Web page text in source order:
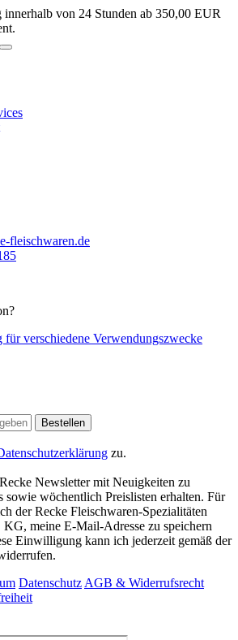
von 24 Stunden ab 350,00 EUR
fleischwaren.de
für verschiedene Verwendungszwecke
zu.
Newsletter mit Neuigkeiten zu
sowie wöchentlich Preislisten erhalten. Für
der Recke Fleischwaren-Spezialitäten
meine E-Mail-Adresse zu speichern
Einwilligung kann ich jederzeit gemäß der
Datenschutz AGB & Widerrufsrecht